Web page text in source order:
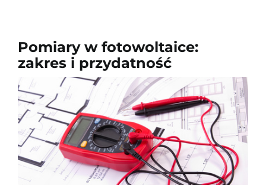
Kontakt
Pomiary w fotowoltaice:
zakres i przydatność